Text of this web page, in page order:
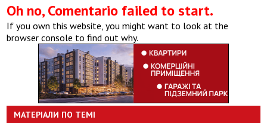
Oh no, Comentario failed to start.
If you own this website, you might want to look at the
browser console to find out why.
МАТЕРІАЛИ ПО ТЕМІ